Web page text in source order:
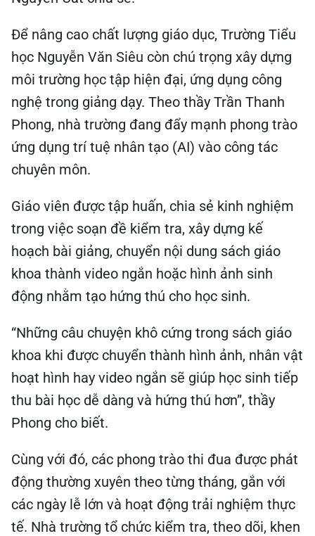
Để nâng cao chất lượng giáo dục, Trường Tiểu
học Nguyễn Văn Siêu còn chú trọng xây dựng
môi trường học tập hiện đại, ứng dụng công
nghệ trong giảng dạy. Theo thầy Trần Thanh
Phong, nhà trường đang đẩy mạnh phong trào
ứng dụng trí tuệ nhân tạo (AI) vào công tác
chuyên môn.
Giáo viên được tập huấn, chia sẻ kinh nghiệm
trong việc soạn đề kiểm tra, xây dựng kế
hoạch bài giảng, chuyển nội dung sách giáo
khoa thành video ngắn hoặc hình ảnh sinh
động nhằm tạo hứng thú cho học sinh.
“Những câu chuyện khô cứng trong sách giáo
khoa khi được chuyển thành hình ảnh, nhân vật
hoạt hình hay video ngắn sẽ giúp học sinh tiếp
thu bài học dễ dàng và hứng thú hơn”, thầy
Phong cho biết.
Cùng với đó, các phong trào thi đua được phát
động thường xuyên theo từng tháng, gắn với
các ngày lễ lớn và hoạt động trải nghiệm thực
tế. Nhà trường tổ chức kiểm tra, theo dõi, khen